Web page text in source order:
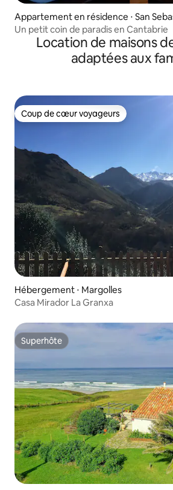
Appartement en résidence ⋅ San
Garabandal
Un petit coin de paradis en Cantabrie
Location de maisons
adaptées aux
Coup de cœur voyageurs
Coup de cœur voyageurs
Hébergement ⋅ Margolles
Casa Mirador La Granxa
Superhôte
Superhôte